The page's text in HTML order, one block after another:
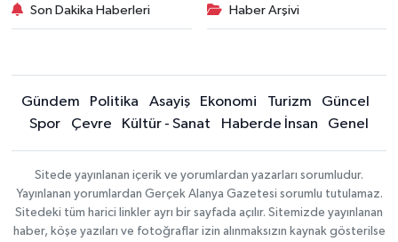
Son Dakika Haberleri Haber Arşivi
Gündem Politika Asayiş Ekonomi Turizm
Güncel
Spor
Çevre Kültür - Sanat Haberde İnsan Genel
Sitede yayınlanan içerik ve yorumlardan yazarları sorumludur.
Yayınlanan yorumlardan Gerçek Alanya Gazetesi sorumlu tutulamaz.
Sitedeki tüm harici linkler ayrı bir sayfada açılır. Sitemizde yayınlanan
haber, köşe yazıları ve fotoğraflar izin alınmaksızın kaynak gösterilse